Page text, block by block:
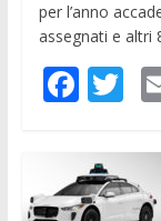
per l’anno
assegnati e altri
F
e
b
T
itt
er